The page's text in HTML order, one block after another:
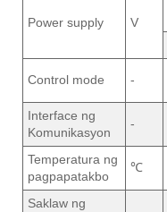
Power supply V
Control mode -
Interface ng
Komunikasyon
-
Temperatura ng
pagpapatakbo
℃
Saklaw ng